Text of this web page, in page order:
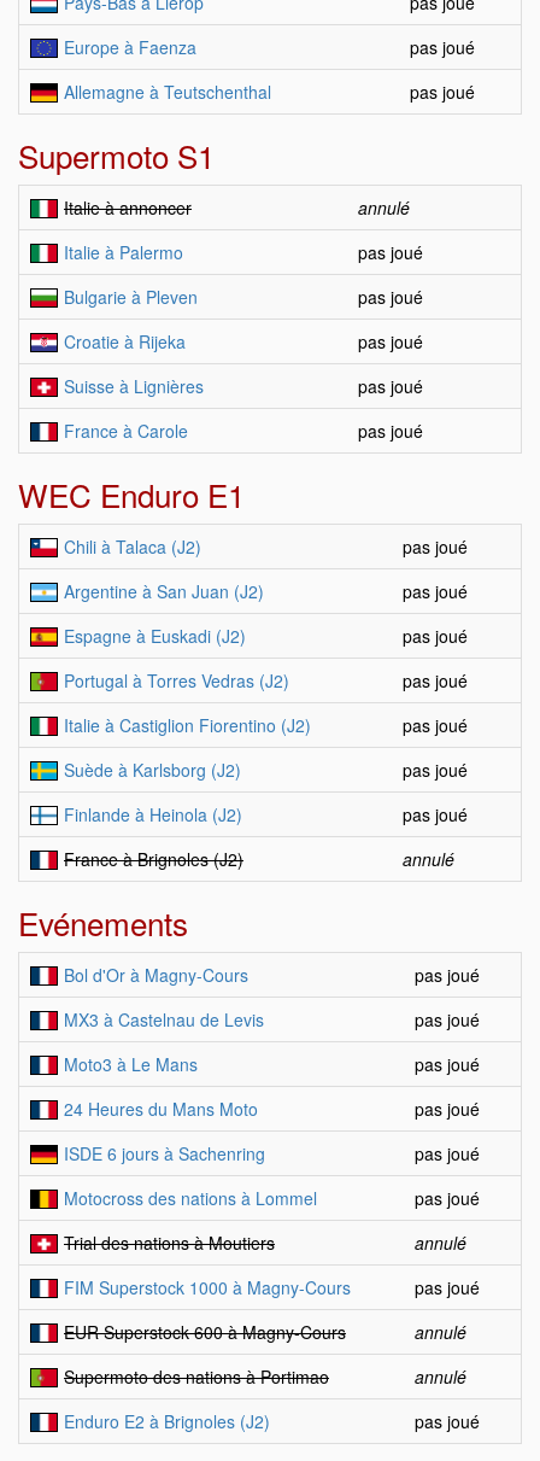
Europe à Faenza
pas joué
Allemagne à Teutschenthal
pas joué
Supermoto S1
Italie à annoncer
annulé
Italie à Palermo
pas joué
Bulgarie à Pleven
pas joué
Croatie à Rijeka
pas joué
Suisse à Lignières
pas joué
France à Carole
pas joué
WEC Enduro E1
Chili à Talaca (J2)
pas joué
Argentine à San Juan (J2)
pas joué
Espagne à Euskadi (J2)
pas joué
Portugal à Torres Vedras (J2)
pas joué
Italie à Castiglion Fiorentino (J2)
pas joué
Suède à Karlsborg (J2)
pas joué
Finlande à Heinola (J2)
pas joué
France à Brignoles (J2)
annulé
Evénements
Bol d'Or à Magny-Cours
pas joué
MX3 à Castelnau de Levis
pas joué
Moto3 à Le Mans
pas joué
24 Heures du Mans Moto
pas joué
ISDE 6 jours à Sachenring
pas joué
Motocross des nations à Lommel
pas joué
Trial des nations à Moutiers
annulé
FIM Superstock 1000 à Magny-Cours
pas joué
EUR Superstock 600 à Magny-Cours
annulé
Supermoto des nations à Portimao
annulé
Enduro E2 à Brignoles (J2)
pas joué